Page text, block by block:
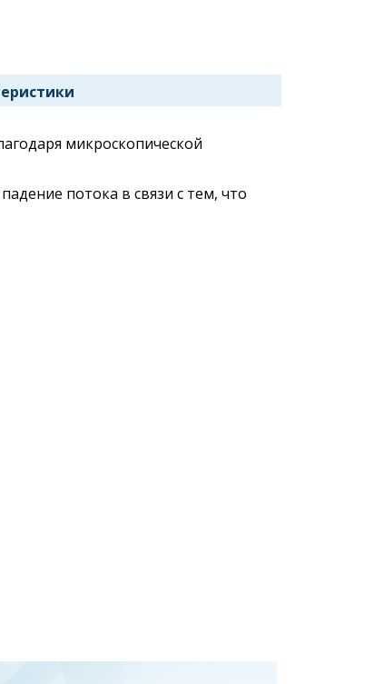
микроскопической
потока в связи с тем, что